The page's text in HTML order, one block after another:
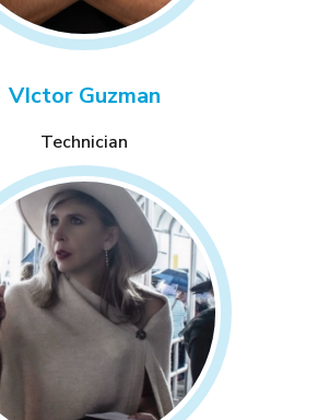
VIctor Guzman
Technician